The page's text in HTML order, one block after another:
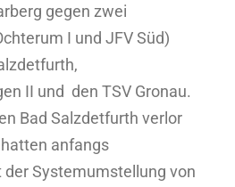
gegen zwei
I und JFV Süd)
II und den TSV Gronau.
Bad Salzdetfurth verlor
anfangs
Systemumstellung von